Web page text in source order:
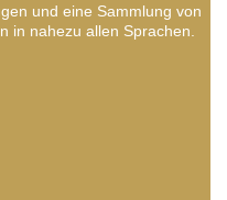
und eine Sammlung von
in nahezu allen Sprachen.